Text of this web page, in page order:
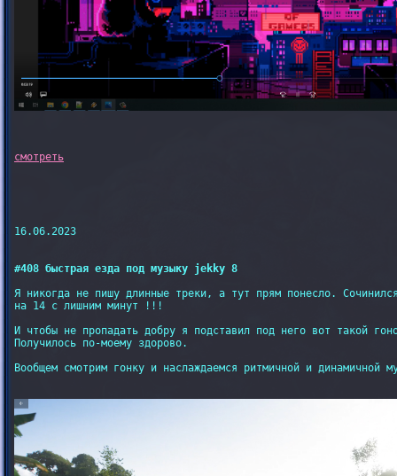
16.06.2023
#408 быстрая езда под музыку jekky 8
Я никогда не пишу длинные треки, а тут прям понесло.
на 14 с лишним минут !!!
И чтобы не пропадать добру я подставил под него вот такой
Получилось по-моему здорово.
Вообщем смотрим гонку и наслаждаемся ритмичной и динамичной